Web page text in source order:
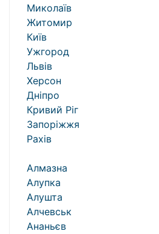
Миколаїв
Житомир
Київ
Ужгород
Львів
Херсон
Дніпро
Кривий Ріг
Запоріжжя
Рахів
Алмазна
Алупка
Алушта
Алчевськ
Ананьєв